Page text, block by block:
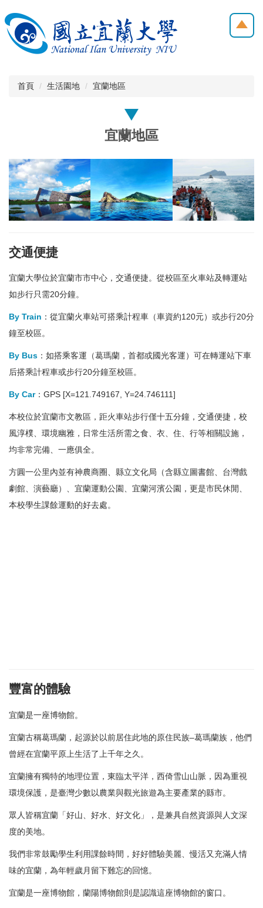
到
主
首頁 生活園地 宜蘭地區
宜蘭地區
交通便捷
宜蘭大學位於宜蘭市市中心，交通便捷。從校區至火車站及轉運站
如步行只需20分鐘。
By Train ：從宜蘭火車站可搭乘計程車（車資約120元）或步行20分
鐘至校區。
By Bus ：如搭乘客運（葛瑪蘭，首都或國光客運）可在轉運站下車
后搭乘計程車或步行20分鐘至校區。
By Car：GPS [X=121.749167, Y=24.746111]
本校位於宜蘭市文教區，距火車站步行僅十五分鐘，交通便捷，校
風淳樸、環境幽雅，日常生活所需之食、衣、住、行等相關設施，
均非常完備、一應俱全。
方圓一公里內並有神農商圈、縣立文化局（含縣立圖書館、台灣戲
劇館、演藝廳）、宜蘭運動公園、宜蘭河濱公園，更是市民休閒、
本校學生課餘運動的好去處。
豐富的體驗
宜蘭是一座博物館。
宜蘭古稱葛瑪蘭，起源於以前居住此地的原住民族–葛瑪蘭族，他們
曾經在宜蘭平原上生活了上千年之久。
宜蘭擁有獨特的地理位置，東臨太平洋，西倚雪山山脈，因為重視
環境保護，是臺灣少數以農業與觀光旅遊為主要產業的縣市。
眾人皆稱宜蘭「好山、好水、好文化」，是兼具自然資源與人文深
度的美地。
我們非常鼓勵學生利用課餘時間，好好體驗美麗、慢活又充滿人情
味的宜蘭，為年輕歲月留下難忘的回憶。
宜蘭是一座博物館，蘭陽博物館則是認識這座博物館的窗口。